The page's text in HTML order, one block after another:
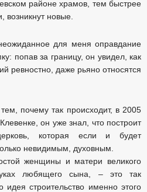
районе храмов, тем быстрее
возникнут новые.
для меня оправдание
попав за границу, он увидел, как
ревностно, даже рьяно относятся
почему так происходит, в 2005
он уже знал, что построит
которая если и будет
невидимым, духовным.
женщины и матери великого
любящего сына, – это так
идея строительство именно этого